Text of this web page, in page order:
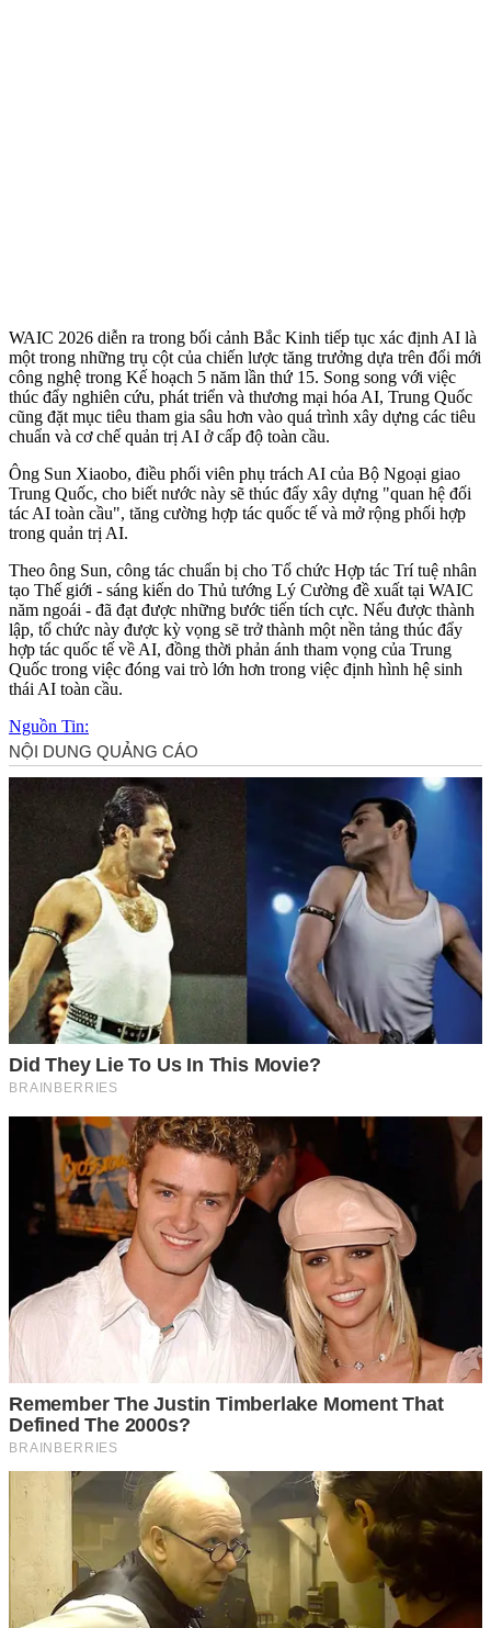
WAIC 2026 diễn ra trong bối cảnh Bắc Kinh tiếp tục xác định AI là
một trong những trụ cột của chiến lược tăng trưởng dựa trên đổi mới
công nghệ trong Kế hoạch 5 năm lần thứ 15. Song song với việc
thúc đẩy nghiên cứu, phát triển và thương mại hóa AI, Trung Quốc
cũng đặt mục tiêu tham gia sâu hơn vào quá trình xây dựng các tiêu
chuẩn và cơ chế quản trị AI ở cấp độ toàn cầu.
Ông Sun Xiaobo, điều phối viên phụ trách AI của Bộ Ngoại giao
Trung Quốc, cho biết nước này sẽ thúc đẩy xây dựng "quan hệ đối
tác AI toàn cầu", tăng cường hợp tác quốc tế và mở rộng phối hợp
trong quản trị AI.
Theo ông Sun, công tác chuẩn bị cho Tổ chức Hợp tác Trí tuệ nhân
tạo Thế giới - sáng kiến do Thủ tướng Lý Cường đề xuất tại WAIC
năm ngoái - đã đạt được những bước tiến tích cực. Nếu được thành
lập, tổ chức này được kỳ vọng sẽ trở thành một nền tảng thúc đẩy
hợp tác quốc tế về AI, đồng thời phản ánh tham vọng của Trung
Quốc trong việc đóng vai trò lớn hơn trong việc định hình hệ sinh
thái AI toàn cầu.
Nguồn Tin: